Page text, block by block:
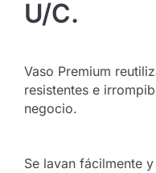
U/c.
Vaso Premium
resistentes e
negocio.
Se lavan fácilmente